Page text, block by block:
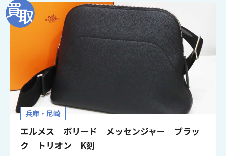
兵庫・尼崎
エルメス ボリード メッセンジャー ブラッ
ク トリオン K刻